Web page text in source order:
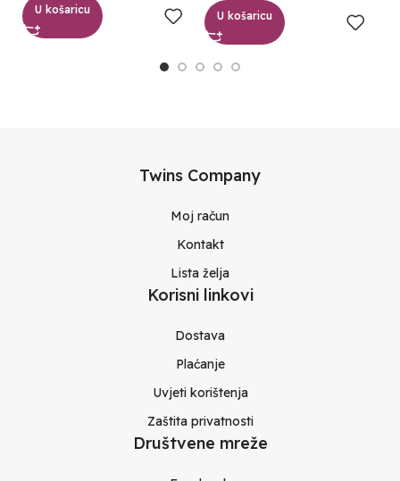
U košaricu U košaricu
Twins Company
Moj račun
Kontakt
Lista želja
Korisni linkovi
Dostava
Plaćanje
Uvjeti korištenja
Zaštita privatnosti
Društvene mreže